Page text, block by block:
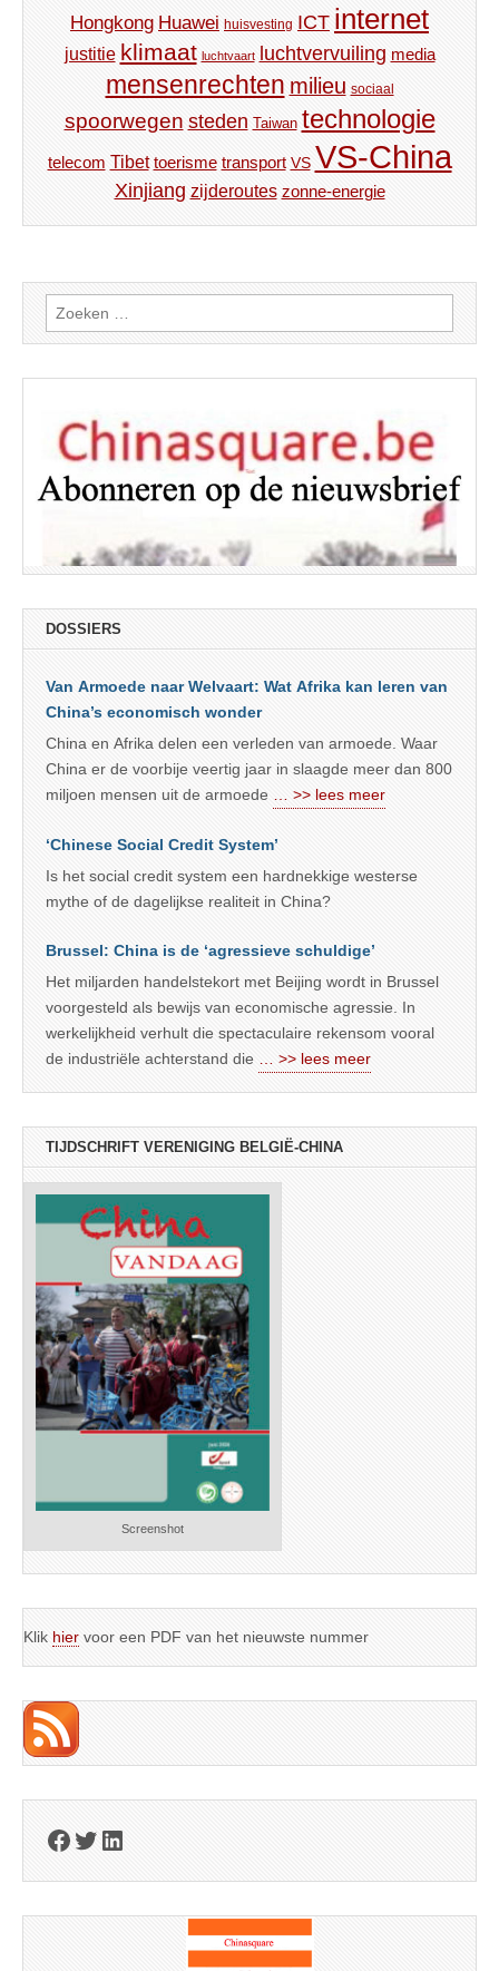
Hongkong Huawei huisvesting ICT internet
justitie klimaat luchtvaart luchtvervuiling media
mensenrechten milieu sociaal
spoorwegen steden Taiwan technologie
telecom Tibet toerisme transport VS VS-China
Xinjiang zijderoutes zonne-energie
Zoeken
naar:
DOSSIERS
Van Armoede naar Welvaart: Wat Afrika kan leren van
China’s economisch wonder
China en Afrika delen een verleden van armoede. Waar
China er de voorbije veertig jaar in slaagde meer dan 800
miljoen mensen uit de armoede
… >> lees meer
‘Chinese Social Credit System’
Is het social credit system een hardnekkige westerse
mythe of de dagelijkse realiteit in China?
Brussel: China is de ‘agressieve schuldige’
Het miljarden handelstekort met Beijing wordt in Brussel
voorgesteld als bewijs van economische agressie. In
werkelijkheid verhult die spectaculaire rekensom vooral
de industriële achterstand die
… >> lees meer
TIJDSCHRIFT VERENIGING BELGIË-CHINA
Screenshot
Klik hier voor een PDF van het nieuwste nummer
Facebook
Twitter
LinkedIn